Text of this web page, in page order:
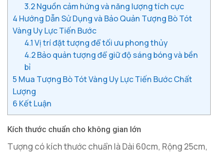
3.2Nguồn cảm hứng và năng lượng tích cực
4 Hướng Dẫn Sử Dụng và Bảo Quản Tượng Bò Tót
Vàng Uy Lực Tiến Bước
4.1Vị trí đặt tượng để tối ưu phong thủy
4.2Bảo quản tượng để giữ độ sáng bóng và bền
bỉ
5 Mua Tượng Bò Tót Vàng Uy Lực Tiến Bước Chất
Lượng
6 Kết Luận
Kích thước chuẩn cho không gian lớn
Tượng có kích thước chuẩn là Dài 60cm, Rộng 25cm,